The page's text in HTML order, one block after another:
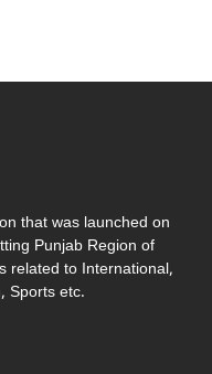
that was launched on
Punjab Region of
related to International,
Sports etc.